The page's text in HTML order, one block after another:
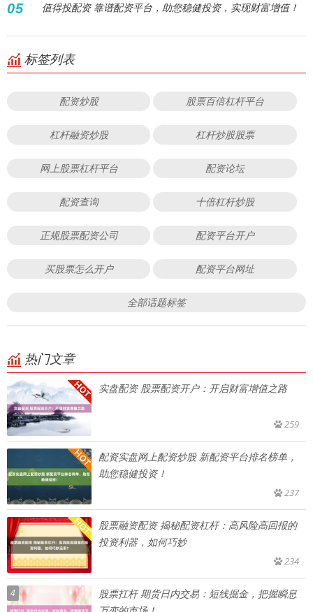
05 值得投配资 靠谱配资平台，助您稳健投资，实现财富增值！
标签列表
配资炒股 股票百倍杠杆平台
杠杆融资炒股 杠杆炒股股票
网上股票杠杆平台 配资论坛
配资查询 十倍杠杆炒股
正规股票配资公司 配资平台开户
买股票怎么开户 配资平台网址
全部话题标签
热门文章
实盘配资 股票配资开户：开启财富增值之路
259
配资实盘网上配资炒股 新配资平台排名榜单，
助您稳健投资！
237
股票融资配资 揭秘配资杠杆：高风险高回报的
投资利器，如何巧妙
234
4
股票扛杆 期货日内交易：短线掘金，把握瞬息